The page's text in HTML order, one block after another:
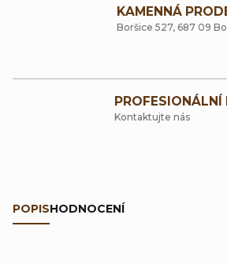
KAMENNÁ
Boršice 527, 687 09
PROFESIONÁLNÍ
Kontaktujte nás
POPISHODNOCENÍ